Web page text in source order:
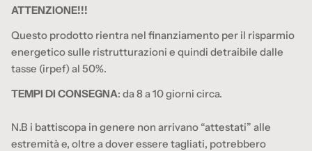
ATTENZIONE!!!
Questo prodotto rientra nel finanziamento per il risparmio
energetico sulle ristrutturazioni e quindi detraibile dalle
tasse (irpef) al 50%.
TEMPI DI CONSEGNA: da 8 a 10 giorni circa.
N.B i battiscopa in genere non arrivano “attestati” alle
estremità e, oltre a dover essere tagliati, potrebbero